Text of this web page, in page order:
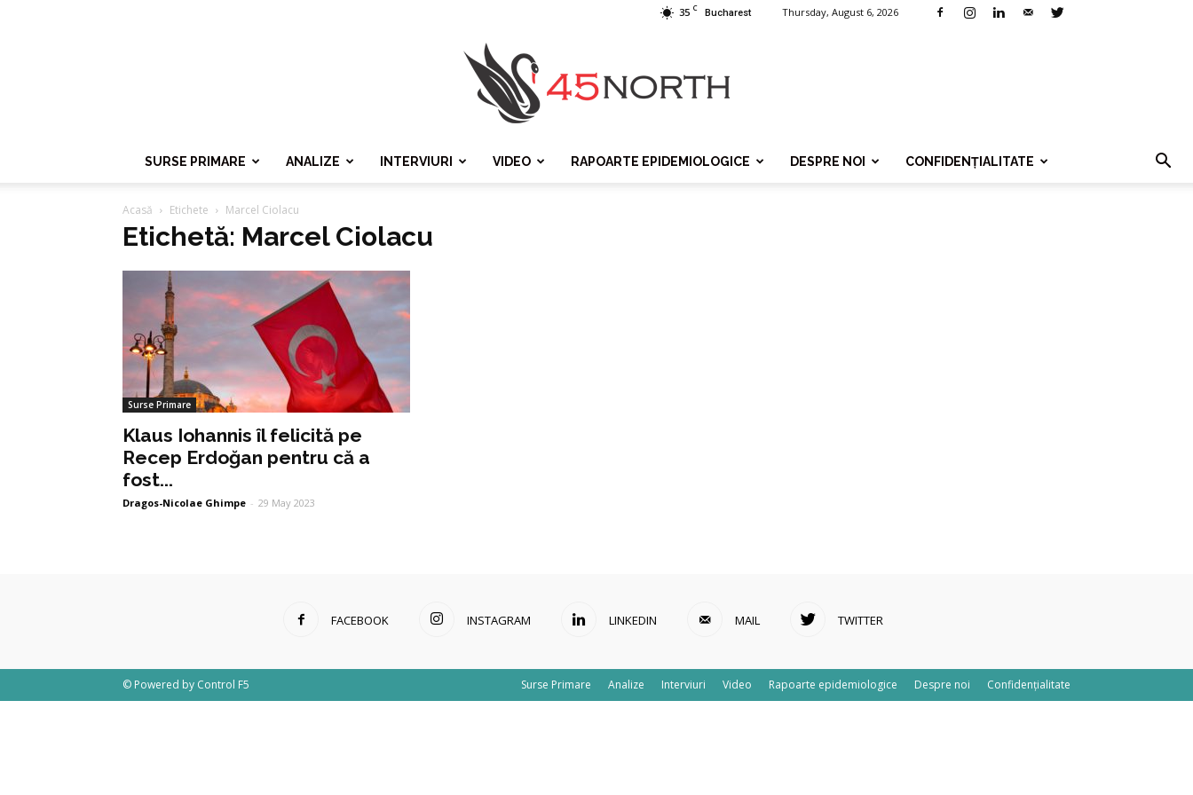
35 C Bucharest Thursday, August 6, 2026
SURSE PRIMARE ANALIZE INTERVIURI VIDEO RAPOARTE EPIDEMIOLOGICE DESPRE NOI CONFIDENȚIALITATE
Acasă Etichete Marcel Ciolacu
Etichetă: Marcel Ciolacu
Surse Primare
Klaus Iohannis îl felicită pe
Recep Erdoğan pentru că a
fost...
Dragos-Nicolae Ghimpe - 29 May 2023
FACEBOOK INSTAGRAM LINKEDIN MAIL TWITTER
Surse Primare Analize Interviuri Video Rapoarte epidemiologice Despre noi Confidențialitate
© Powered by Control F5